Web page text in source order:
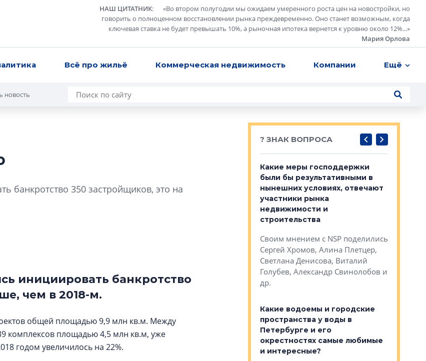
НАШ ЦИТАТНИК: «Во втором полугодии мы ожидаем умеренного роста цен на новостройки, но
говорить о полноценном восстановлении рынка преждевременно. Оно станет возможным, когда
ключевая ставка не будет превышать 10%, а рыночная ипотека вернется к уровню около 12%...»
Мария Орлова
Всё про жильё Коммерческая недвижимость Компании Ещё
новость
банкротство 350 застройщиков, это на
инициировать банкротство
чем в 2018-м.
общей площадью 9,9 млн кв.м. Между
комплексов площадью 4,5 млн кв.м, уже
годом увеличилось на 22%.
? ЗНАК ВОПРОСА
рынка?
в сфере девелопмента и
строительства?
Какие меры господдержки
были бы результативными в
нынешних условиях, отвечают
участники рынка
недвижимости и
строительства
Своим мнением с NSP поделились
Сергей Хромов, Алина Плетцер,
Светлана Денисова, Виталий
Голубев, Александр Свинолобов и
др.
Какие водоемы и городские
пространства у воды в
Петербурге и его
окрестностях самые любимые
и интересные?